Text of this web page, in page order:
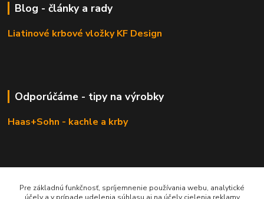
Blog - články a rady
Liatinové krbové vložky KF Design
Odporúčáme - tipy na výrobky
Haas+Sohn - kachle a krby
Pre základnú funkčnosť, spríjemnenie používania webu, analytické